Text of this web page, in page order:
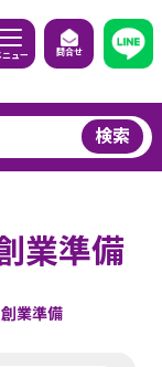
検索
業準備
業準備
ニュー 問合せ